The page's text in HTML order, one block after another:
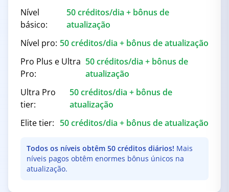
Nível
básico:
50 créditos/dia + bônus de
atualização
Nível pro: 50 créditos/dia + bônus de atualização
Pro Plus e Ultra
Pro:
50 créditos/dia + bônus de
atualização
Ultra Pro
tier:
50 créditos/dia + bônus de
atualização
Elite tier: 50 créditos/dia + bônus de atualização
Todos os níveis obtêm 50 créditos diários! Mais
níveis pagos obtêm enormes bônus únicos na
atualização.